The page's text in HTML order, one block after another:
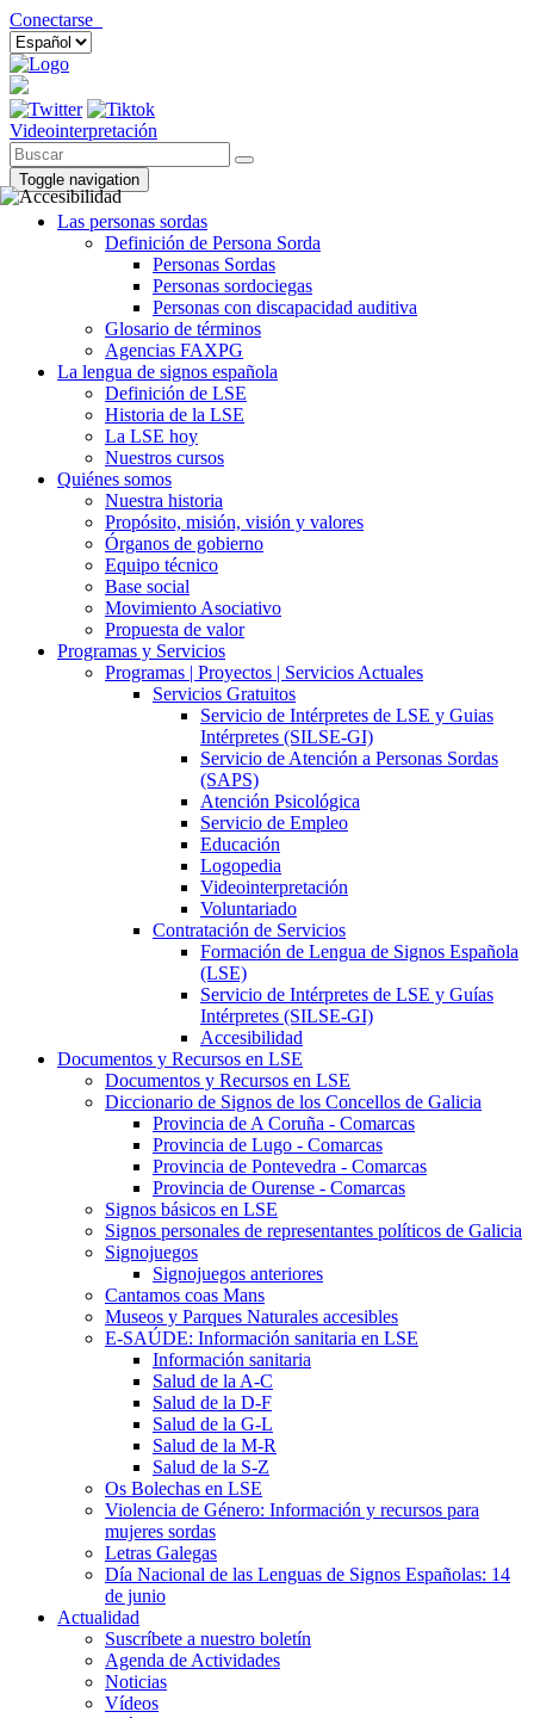
Conectarse
Videointerpretación
Toggle navigation
Las personas sordas
Definición de Persona Sorda
Personas Sordas
Personas sordociegas
Personas con discapacidad auditiva
Glosario de términos
Agencias FAXPG
La lengua de signos española
Definición de LSE
Historia de la LSE
La LSE hoy
Nuestros cursos
Quiénes somos
Nuestra historia
Propósito, misión, visión y valores
Órganos de gobierno
Equipo técnico
Base social
Movimiento Asociativo
Propuesta de valor
Programas y Servicios
Programas | Proyectos | Servicios Actuales
Servicios Gratuitos
Servicio de Intérpretes de LSE y Guias
Intérpretes (SILSE-GI)
Servicio de Atención a Personas Sordas
(SAPS)
Atención Psicológica
Servicio de Empleo
Educación
Logopedia
Videointerpretación
Voluntariado
Contratación de Servicios
Formación de Lengua de Signos Española
(LSE)
Servicio de Intérpretes de LSE y Guías
Intérpretes (SILSE-GI)
Accesibilidad
Documentos y Recursos en LSE
Documentos y Recursos en LSE
Diccionario de Signos de los Concellos de Galicia
Provincia de A Coruña - Comarcas
Provincia de Lugo - Comarcas
Provincia de Pontevedra - Comarcas
Provincia de Ourense - Comarcas
Signos básicos en LSE
Signos personales de representantes políticos de Galicia
Signojuegos
Signojuegos anteriores
Cantamos coas Mans
Museos y Parques Naturales accesibles
E-SAÚDE: Información sanitaria en LSE
Información sanitaria
Salud de la A-C
Salud de la D-F
Salud de la G-L
Salud de la M-R
Salud de la S-Z
Os Bolechas en LSE
Violencia de Género: Información y recursos para
mujeres sordas
Letras Galegas
Día Nacional de las Lenguas de Signos Españolas: 14
de junio
Actualidad
Suscríbete a nuestro boletín
Agenda de Actividades
Noticias
Vídeos